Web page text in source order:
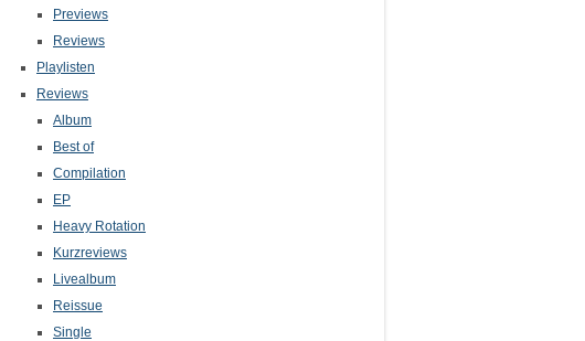
Previews
Reviews
Playlisten
Reviews
Album
Best of
Compilation
EP
Heavy Rotation
Kurzreviews
Livealbum
Reissue
Single